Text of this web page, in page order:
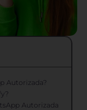
Autorizada?
Autorizada